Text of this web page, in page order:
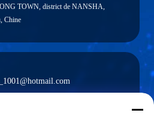
TOWN, district de NANSHA,
Chine